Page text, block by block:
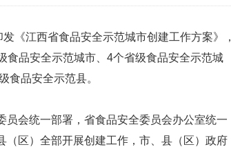
《江西省食品安全示范城市创建工作方案》，
食品安全示范城市、4个省级食品安全示范城
食品安全示范县。
员会统一部署，省食品安全委员会办公室统一
区）全部开展创建工作，市、县（区）政府